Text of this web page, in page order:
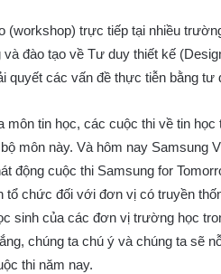
(workshop) trực tiếp tại nhiều
đào tạo về Tư duy thiết kế
quyết các vấn đề thực tiễn bằng tư
tin học, các cuộc thi về tin học
môn này. Và hôm nay Samsung
động cuộc thi Samsung for
tổ chức đối với đơn vị có truyền
sinh của các đơn vị trường học
chúng ta chú ý và chúng ta sẽ
thi năm nay.